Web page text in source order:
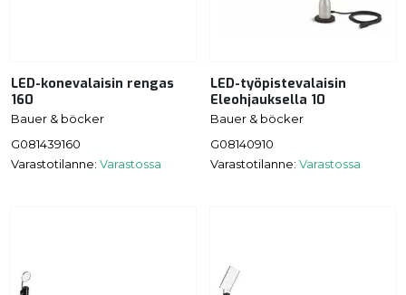
LED-konevalaisin rengas
160
Bauer & böcker
G081439160
Varastotilanne: Varastossa
LED-työpistevalaisin
Eleohjauksella 10
Bauer & böcker
G08140910
Varastotilanne: Varastossa